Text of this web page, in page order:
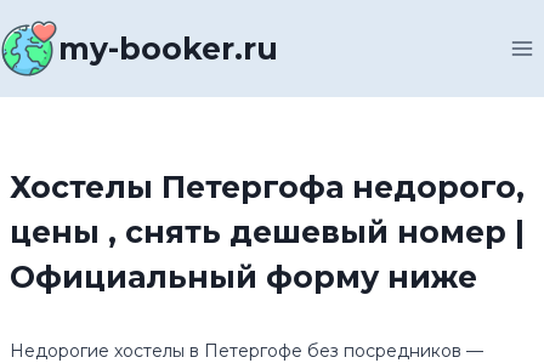
к
содержимомуmy-booker.ru
Хостелы Петергофа недорого,
цены , снять дешевый номер |
Официальный форму ниже
Недорогие хостелы в Петергофе без посредников —